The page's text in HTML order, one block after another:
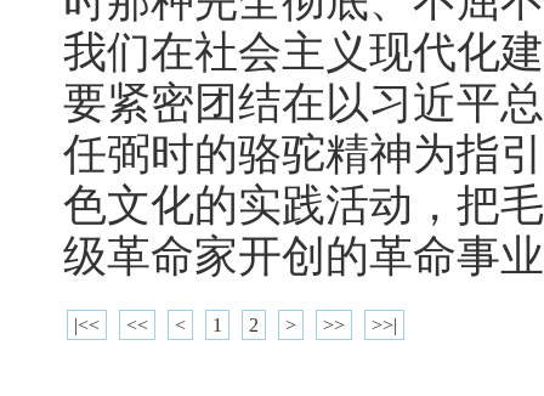
我们在社会主义现代化
要紧密团结在以习近平
任弼时的骆驼精神为指
色文化的实践活动，把
级革命家开创的革命事
|<< << < 1 2 > >> >>|